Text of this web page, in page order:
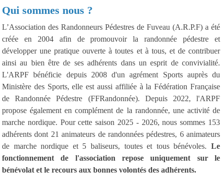
Qui sommes nous ?
L’Association des Randonneurs Pédestres de Fuveau (A.R.P.F) a été
créée en 2004 afin de promouvoir la randonnée pédestre et
développer une pratique ouverte à toutes et à tous, et de contribuer
ainsi au bien être de ses adhérents dans un esprit de convivialité.
L'ARPF bénéficie depuis 2008 d'un agrément Sports auprès du
Ministère des Sports, elle est aussi affiliée à la Fédération Française
de Randonnée Pédestre (FFRandonnée). Depuis 2022, l'ARPF
propose également en complément de la randonnée, une activité de
marche nordique. Pour cette saison 2025 - 2026, nous sommes 153
adhérents dont 21 animateurs de randonnées pédestres, 6 animateurs
de marche nordique et 5 baliseurs, toutes et tous bénévoles. Le
fonctionnement de l'association repose uniquement sur le
bénévolat et le recours aux bonnes volontés des adhérents.